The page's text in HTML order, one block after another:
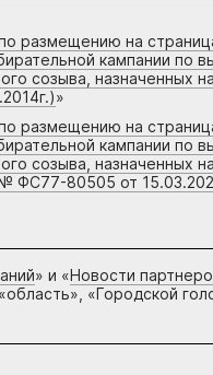
размещению на
кампании по
созыва, назначенных
»
размещению на
кампании по
созыва, назначенных
ФС77-80505 от
» и «Новости
«Городской